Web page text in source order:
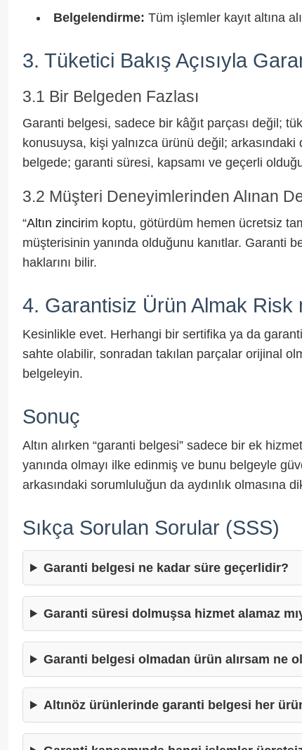
Belgelendirme: Tüm işlemler kayıt altına
3. Tüketici Bakış Açısıyla
3.1 Bir Belgeden Fazlası
Garanti belgesi, sadece bir kâğıt parçası değil;
konusuysa, kişi yalnızca ürünü değil;
belgede; garanti süresi, kapsamı ve geçerli
3.2 Müşteri Deneyimlerinden Alınan
“Altın zincirim koptu, götürdüm hemen ücretsiz
müşterisinin yanında olduğunu kanıtlar. Garanti
haklarını bilir.
4. Garantisiz Ürün Almak Risk
Kesinlikle evet. Herhangi bir sertifika ya da
sahte olabilir, sonradan takılan parçalar orijinal
belgeleyin.
Sonuç
Altın alırken “garanti belgesi” sadece bir ek
yanında olmayı ilke edinmiş ve bunu belgeyle
arkasındaki sorumluluğun da aydınlık olmasına
Sıkça Sorulan Sorular (SSS)
Garanti belgesi ne kadar süre geçerlidir?
Garanti süresi dolmuşsa hizmet alamaz
Garanti belgesi olmadan ürün alırsam ne
Altınöz ürünlerinde garanti belgesi her